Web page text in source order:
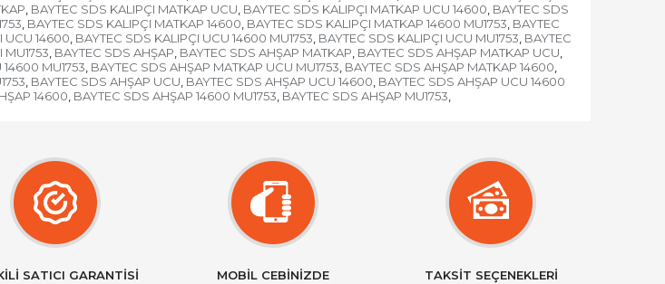
, BAYTEC SDS KALIPÇI MATKAP UCU, BAYTEC SDS KALIPÇI MATKAP UCU 14600, BAYTEC SDS
, BAYTEC SDS KALIPÇI MATKAP 14600, BAYTEC SDS KALIPÇI MATKAP 14600 MU1753, BAYTEC
UCU 14600, BAYTEC SDS KALIPÇI UCU 14600 MU1753, BAYTEC SDS KALIPÇI UCU MU1753, BAYTEC
MU1753, BAYTEC SDS AHŞAP, BAYTEC SDS AHŞAP MATKAP, BAYTEC SDS AHŞAP MATKAP UCU,
MU1753, BAYTEC SDS AHŞAP MATKAP UCU MU1753, BAYTEC SDS AHŞAP MATKAP 14600,
, BAYTEC SDS AHŞAP UCU, BAYTEC SDS AHŞAP UCU 14600, BAYTEC SDS AHŞAP UCU 14600
14600, BAYTEC SDS AHŞAP 14600 MU1753, BAYTEC SDS AHŞAP MU1753,
SATICI GARANTİSİ MOBİL CEBİNİZDE TAKSİT SEÇENEKLERİ